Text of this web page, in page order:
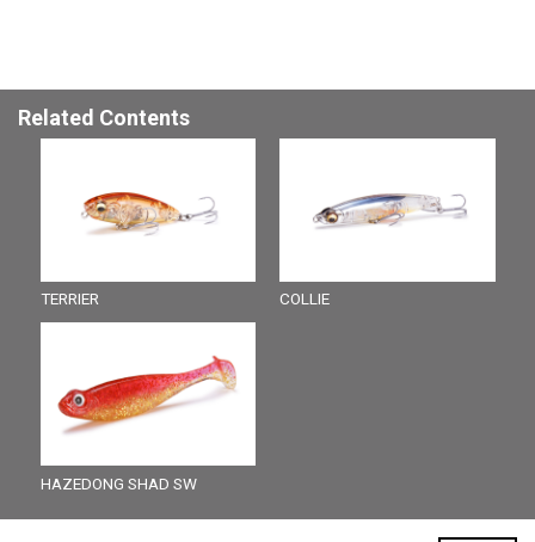
Related Contents
TERRIER COLLIE
HAZEDONG SHAD SW